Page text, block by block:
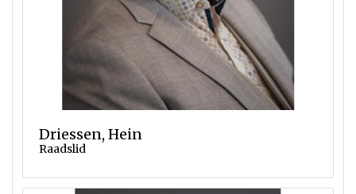
Driessen, Hein
Raadslid